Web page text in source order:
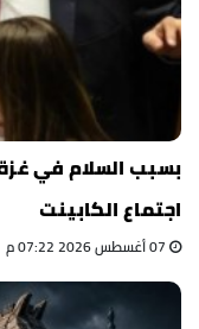
بسبب السلام في
اجتماع الكابينت